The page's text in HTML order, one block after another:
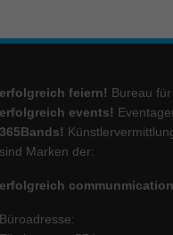
erfolgreich feiern! Bureau
erfolgreich events!
365Bands!
sind Marken der:
erfolgreich
Büroadresse: